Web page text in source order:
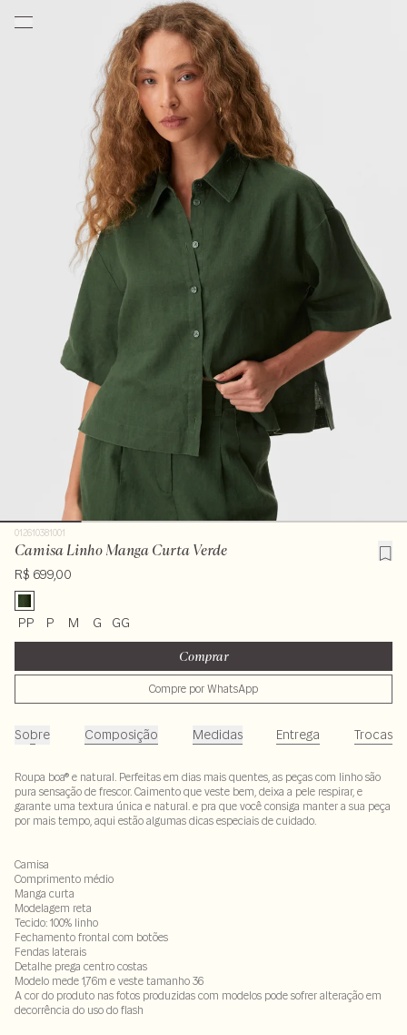
012610381001
Camisa Linho Manga Curta Verde
R$ 699,00
PP P M G GG
Comprar
Compre por WhatsApp
Sobre Composição Medidas Entrega Trocas
Roupa boa® e natural. Perfeitas em dias mais quentes, as peças com linho são
pura sensação de frescor. Caimento que veste bem, deixa a pele respirar, e
garante uma textura única e natural. e pra que você consiga manter a sua peça
por mais tempo, aqui estão algumas dicas especiais de cuidado.
Camisa
Comprimento médio
Manga curta
Modelagem reta
Tecido: 100% linho
Fechamento frontal com botões
Fendas laterais
Detalhe prega centro costas
Modelo mede 1,76m e veste tamanho 36
A cor do produto nas fotos produzidas com modelos pode sofrer alteração em
decorrência do uso do flash